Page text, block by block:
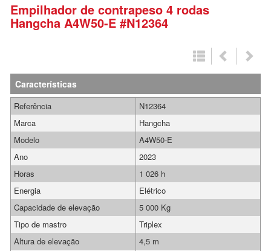
Empilhador de contrapeso 4 rodas
Hangcha A4W50-E #N12364
Características
Referência
N12364
Marca
Hangcha
Modelo
A4W50-E
Ano
2023
Horas
1 026 h
Energia
Elétrico
Capacidade de elevação
5 000 Kg
Tipo de mastro
Triplex
Altura de elevação
4,5 m